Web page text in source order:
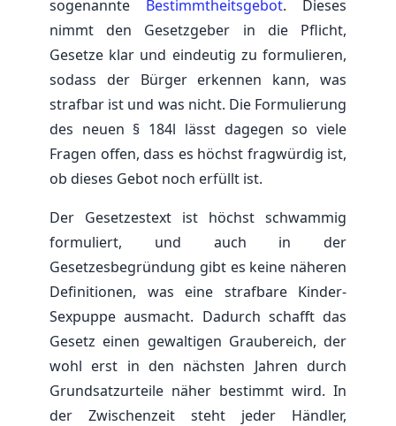
sogenannte Bestimmtheitsgebot. Dieses
nimmt den Gesetzgeber in die Pflicht,
Gesetze klar und eindeutig zu formulieren,
sodass der Bürger erkennen kann, was
strafbar ist und was nicht. Die Formulierung
des neuen § 184l lässt dagegen so viele
Fragen offen, dass es höchst fragwürdig ist,
ob dieses Gebot noch erfüllt ist.
Der Gesetzestext ist höchst schwammig
formuliert, und auch in der
Gesetzesbegründung gibt es keine näheren
Definitionen, was eine strafbare Kinder-
Sexpuppe ausmacht. Dadurch schafft das
Gesetz einen gewaltigen Graubereich, der
wohl erst in den nächsten Jahren durch
Grundsatzurteile näher bestimmt wird. In
der Zwischenzeit steht jeder Händler,